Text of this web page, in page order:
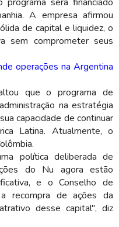
A empresa afirmou
de capital e liquidez, o
sem comprometer seus
operações na Argentina
que o programa de
na estratégia
capacidade de continuar
Latina. Atualmente, o
política deliberada de
do Nu agora estão
e o Conselho de
recompra de ações da
desse capital", diz